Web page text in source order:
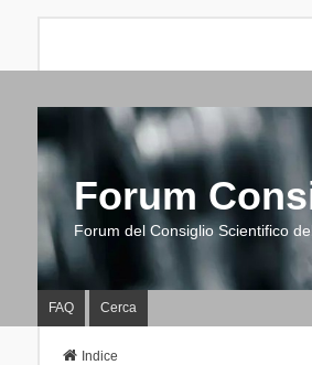
Forum
Forum del Consiglio Scientifico
FAQ Cerca
Indice